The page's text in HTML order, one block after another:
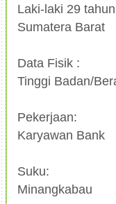
Laki-laki 29
Sumatera Barat
Data Fisik :
Tinggi Badan/
Pekerjaan:
Karyawan Bank
Suku:
Minangkabau